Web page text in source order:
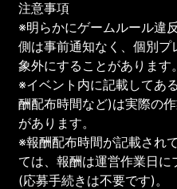
注意事項
※明らかにゲームルール違
側は事前通知なく、個別
象外にすることがあります。
※イベント内に記載してあ
酬配布時間など)は実際の
があります。
※報酬配布時間が記載され
ては、報酬は運営作業日
(応募手続きは不要です)。